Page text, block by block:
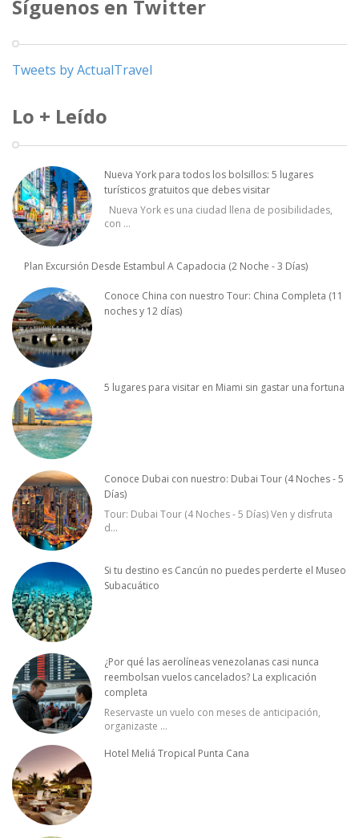
Síguenos en Twitter
Tweets by ActualTravel
Lo + Leído
Nueva York para todos los bolsillos: 5 lugares
turísticos gratuitos que debes visitar
Nueva York es una ciudad llena de posibilidades,
con ...
Plan Excursión Desde Estambul A Capadocia (2 Noche - 3 Días)
Conoce China con nuestro Tour: China Completa (11
noches y 12 días)
5 lugares para visitar en Miami sin gastar una fortuna
Conoce Dubai con nuestro: Dubai Tour (4 Noches - 5
Días)
Tour: Dubai Tour (4 Noches - 5 Días) Ven y disfruta
d...
Si tu destino es Cancún no puedes perderte el Museo
Subacuático
¿Por qué las aerolíneas venezolanas casi nunca
reembolsan vuelos cancelados? La explicación
completa
Reservaste un vuelo con meses de anticipación,
organizaste ...
Hotel Meliá Tropical Punta Cana